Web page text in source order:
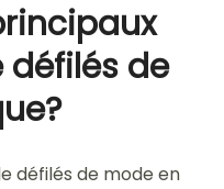
de
défilés de mode en